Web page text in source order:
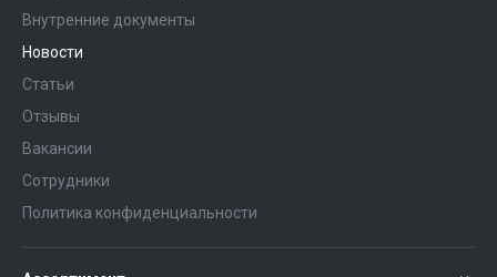
Внутренние документы
Новости
Статьи
Отзывы
Вакансии
Сотрудники
Политика конфиденциальности